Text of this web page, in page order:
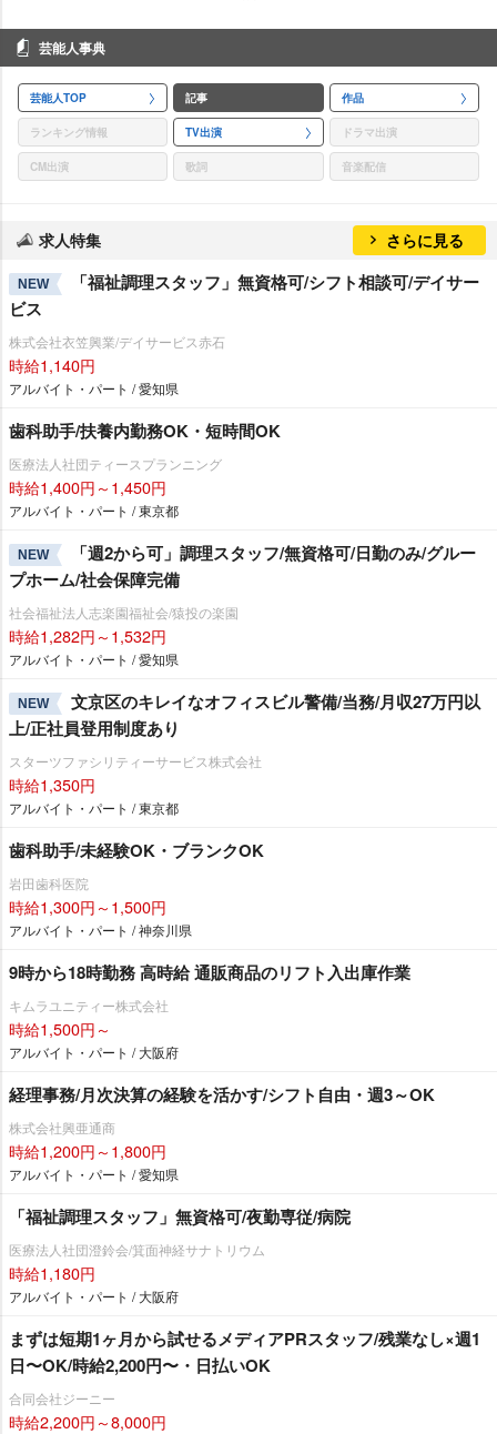
芸能人事典
芸能人TOP 記事 作品
ランキング情報 TV出演 ドラマ出演
CM出演 歌詞 音楽配信
求人特集 さらに見る
NEW
「福祉調理スタッフ」無資格可/シフト相談可/デイサー
ビス
株式会社衣笠興業/デイサービス赤石
時給1,140円
アルバイト・パート / 愛知県
歯科助手/扶養内勤務OK・短時間OK
医療法人社団ティースプランニング
時給1,400円～1,450円
アルバイト・パート / 東京都
NEW
「週2から可」調理スタッフ/無資格可/日勤のみ/グルー
プホーム/社会保障完備
社会福祉法人志楽園福祉会/猿投の楽園
時給1,282円～1,532円
アルバイト・パート / 愛知県
NEW
文京区のキレイなオフィスビル警備/当務/月収27万円以
上/正社員登用制度あり
スターツファシリティーサービス株式会社
時給1,350円
アルバイト・パート / 東京都
歯科助手/未経験OK・ブランクOK
田歯科医院
時給1,300円～1,500円
アルバイト・パート / 神奈川県
9時から18時勤務 高時給 通販商品のリフト入出庫作業
キムラユニティー株式会社
時給1,500円～
アルバイト・パート / 大阪府
経理事務/月次決算の経験を活かす/シフト自由・週3～OK
株式会社興亜通商
時給1,200円～1,800円
アルバイト・パート / 愛知県
「福祉調理スタッフ」無資格可/夜勤専従/病院
医療法人社団澄鈴会/箕面神経サナトリウム
時給1,180円
アルバイト・パート / 大阪府
まずは短期1ヶ月から試せるメディアPRスタッフ/残業なし×週1
日〜OK/時給2,200円〜・日払いOK
合同会社ジーニー
時給2,200円～8,000円